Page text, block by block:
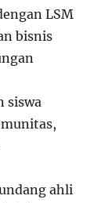
LSM
bisnis
siswa
ahli